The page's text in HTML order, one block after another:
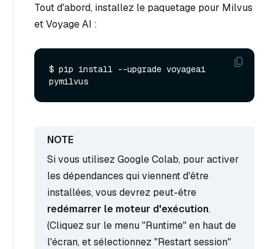
Tout d'abord, installez le paquetage pour Milvus
et Voyage AI :
$ pip install --upgrade voyageai
Si vous utilisez Google Colab, pour activer
les dépendances qui viennent d'être
installées, vous devrez peut-être
redémarrer le moteur d'exécution.
(Cliquez sur le menu "Runtime" en haut de
l'écran, et sélectionnez "Restart session"